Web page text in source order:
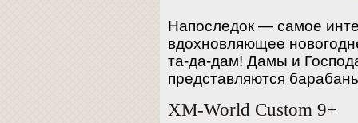
Напоследок — самое
вдохновляющее
та-да-дам! Дамы и
представляются
XM-World Custom 9+